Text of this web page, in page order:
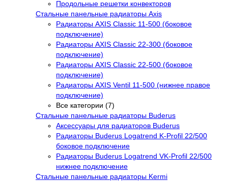
Продольные решетки конвекторов
Стальные панельные радиаторы Axis
Радиаторы AXIS Classic 11-500 (боковое
подключение)
Радиаторы AXIS Classic 22-300 (боковое
подключение)
Радиаторы AXIS Classic 22-500 (боковое
подключение)
Радиаторы AXIS Ventil 11-500 (нижнее правое
подключение)
Все категории (7)
Стальные панельные радиаторы Buderus
Аксессуары для радиаторов Buderus
Радиаторы Buderus Logatrend K-Profil 22/500
боковое подключение
Радиаторы Buderus Logatrend VK-Profil 22/500
нижнее подключение
Стальные панельные радиаторы Kermi